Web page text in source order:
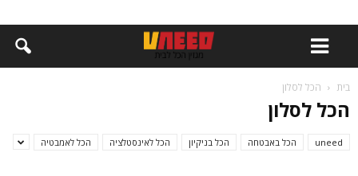
בית הכל לסלון
הכל לסלון
uneed הכל באבטחה הכל בניקיון הכל לאינסטלציה הכל לאמבטיה